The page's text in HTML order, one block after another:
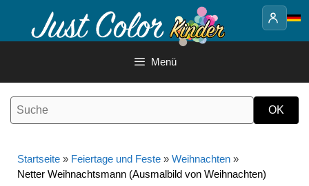
Inhalt
Menü
Startseite » Feiertage und Feste » Weihnachten »
Netter Weihnachtsmann (Ausmalbild von Weihnachten)